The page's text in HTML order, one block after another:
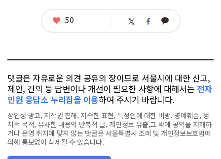
좋
50 트 페 카
댓글은 자유로운 의견 공유의 장이므로 서울시에 대한 신고,
제안, 건의 등 답변이나 개선이 필요한 사항에 대해서는 전자
민원 응답소 누리집을 이용하여 주시기 바랍니다.
상업성 광고, 저작권 침해, 저속한 표현, 특정인에 대한 비방, 명예훼손, 정
치적 목적, 유사한 내용의 반복적 글, 개인정보 유출,그 밖에 공익을 저해하
거나 운영 취지에 맞지 않는 댓글은 서울특별시 조례 및 개인정보보호법에
의해 통보없이 삭제될 수 있습니다.